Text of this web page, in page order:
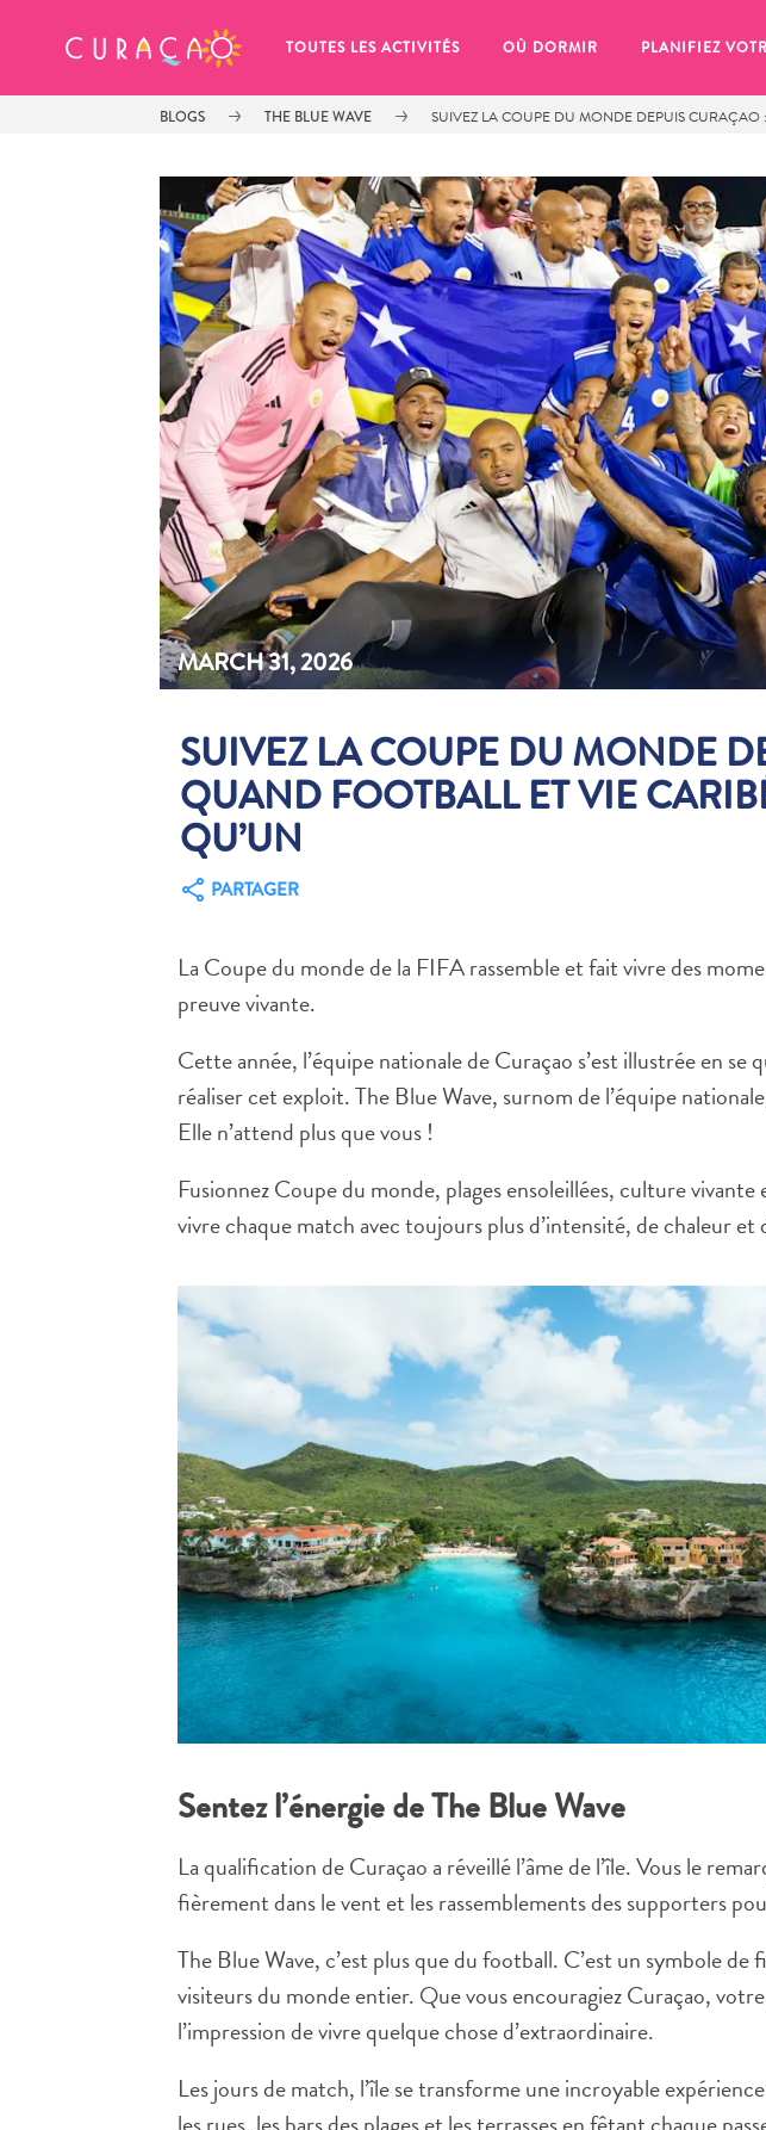
TOUTES LES ACTIVITÉS OÙ DORMIR PLANIFIEZ
BLOGS THE BLUE WAVE SUIVEZ LA COUPE DU MONDE DEPUIS
MARCH 31, 2026
SUIVEZ LA COUPE DU MONDE
QUAND FOOTBALL ET VIE
QU’UN
PARTAGER
La Coupe du monde de la FIFA rassemble et fait vivre des
preuve vivante.
Cette année, l’équipe nationale de Curaçao s’est illustrée en
réaliser cet exploit. The Blue Wave, surnom de l’équipe
Elle n’attend plus que vous !
Fusionnez Coupe du monde, plages ensoleillées, culture
vivre chaque match avec toujours plus d’intensité, de chaleur et
Sentez l’énergie de The Blue Wave
La qualification de Curaçao a réveillé l’âme de l’île. Vous le
fièrement dans le vent et les rassemblements des supporters
The Blue Wave, c’est plus que du football. C’est un symbole
visiteurs du monde entier. Que vous encouragiez Curaçao,
l’impression de vivre quelque chose d’extraordinaire.
Les jours de match, l’île se transforme une incroyable
MES FAVORIS
It looks like you haven’t saved any
of your favorite places to stay yet.
Chaque fois que vous souhaitez enregistrer quelque chose pour plus tard,